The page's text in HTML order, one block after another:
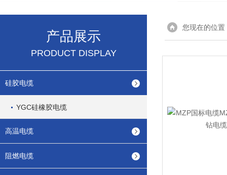
产品展示
PRODUCT DISPLAY
硅胶电缆
YGC硅橡胶电缆
高温电缆
阻燃电缆
您现在的位置